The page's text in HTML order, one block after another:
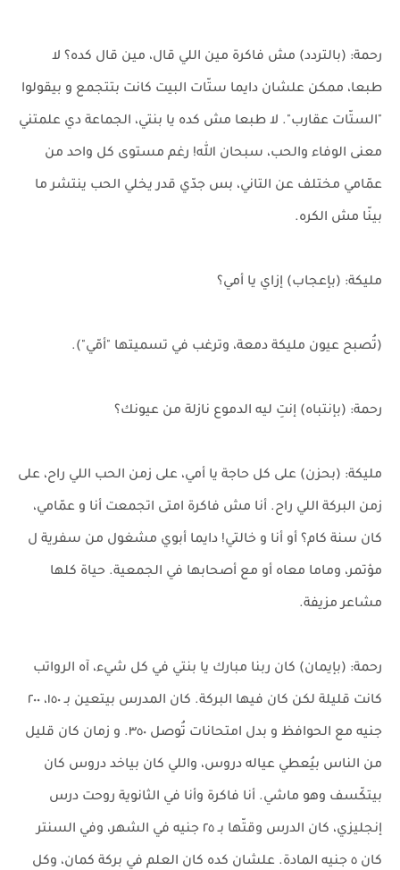
رحمة: (بالتردد) مش فاكرة مين اللي قال، مين قال كده؟ لا
طبعا، ممكن علشان دايما ستّات البيت كانت بتتجمع و بيقولوا
"الستّات عقارب". لا طبعا مش كده يا بنتي، الجماعة دي علمتني
معنى الوفاء والحب، سبحان الله! رغم مستوى كل واحد من
عمّامي مختلف عن التاني، بس جدّي قدر يخلي الحب ينتشر ما
بينّا مش الكره.
مليكة: (بإعجاب) إزاي يا أمي؟
(تُصبح عيون مليكة دمعة، وترغب في تسميتها "أمّي").
رحمة: (بإنتباه) إنتِ ليه الدموع نازلة من عيونك؟
مليكة: (بحزن) على كل حاجة يا أمي، على زمن الحب اللي راح، على
زمن البركة اللي راح. أنا مش فاكرة امتى اتجمعت أنا و عمّامي،
كان سنة كام؟ أو أنا و خالتي! دايما أبوي مشغول من سفرية ل
مؤتمر، وماما معاه أو مع أصحابها في الجمعية. حياة كلها
مشاعر مزيفة.
رحمة: (بإيمان) كان ربنا مبارك يا بنتي في كل شيء، آه الرواتب
كانت قليلة لكن كان فيها البركة. كان المدرس بيتعين بـ ١٥٠، ٢٠٠
جنيه مع الحوافظ و بدل امتحانات تُوصل ٣٥٠. و زمان كان قليل
من الناس بيُعطي عياله دروس، واللي كان بياخد دروس كان
بيتكّسف وهو ماشي. أنا فاكرة وأنا في الثانوية روحت درس
إنجليزي، كان الدرس وقتّها بـ ٢٥ جنيه في الشهر، وفي السنتر
كان ٥ جنيه المادة. علشان كده كان العلم في بركة كمان، وكل